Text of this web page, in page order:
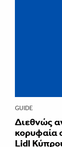
GUIDE
Διεθνώς
κορυφαία
Lidl